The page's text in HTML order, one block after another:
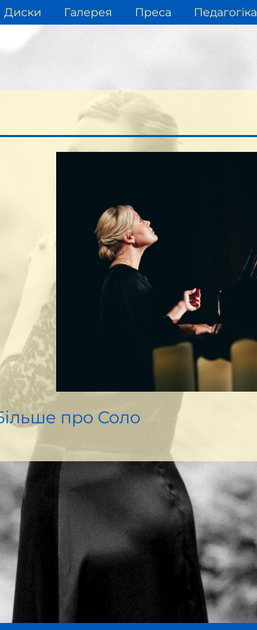
Диски Галерея Преса Педагогіка
про Соло